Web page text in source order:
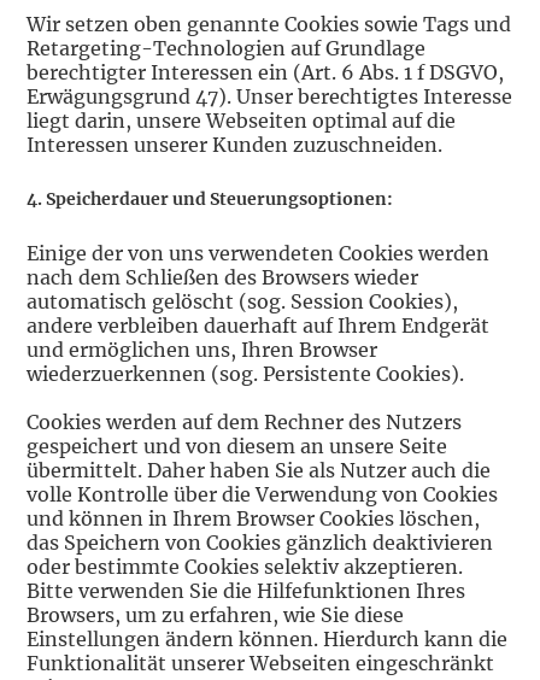
Wir setzen oben genannte Cookies sowie Tags und
Retargeting-Technologien auf Grundlage
berechtigter Interessen ein (Art. 6 Abs. 1 f DSGVO,
Erwägungsgrund 47). Unser berechtigtes Interesse
liegt darin, unsere Webseiten optimal auf die
Interessen unserer Kunden zuzuschneiden.
4. Speicherdauer und Steuerungsoptionen:
Einige der von uns verwendeten Cookies werden
nach dem Schließen des Browsers wieder
automatisch gelöscht (sog. Session Cookies),
andere verbleiben dauerhaft auf Ihrem Endgerät
und ermöglichen uns, Ihren Browser
wiederzuerkennen (sog. Persistente Cookies).
Cookies werden auf dem Rechner des Nutzers
gespeichert und von diesem an unsere Seite
übermittelt. Daher haben Sie als Nutzer auch die
volle Kontrolle über die Verwendung von Cookies
und können in Ihrem Browser Cookies löschen,
das Speichern von Cookies gänzlich deaktivieren
oder bestimmte Cookies selektiv akzeptieren.
Bitte verwenden Sie die Hilfefunktionen Ihres
Browsers, um zu erfahren, wie Sie diese
Einstellungen ändern können. Hierdurch kann die
Funktionalität unserer Webseiten eingeschränkt